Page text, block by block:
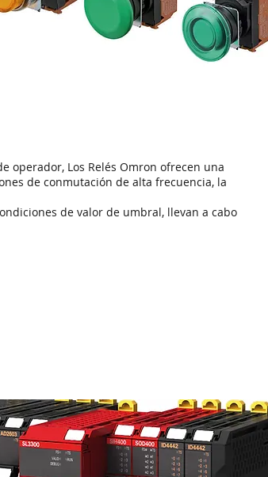
operador, Los Relés Omron ofrecen una
de conmutación de alta frecuencia, la
de valor de umbral, llevan a cabo